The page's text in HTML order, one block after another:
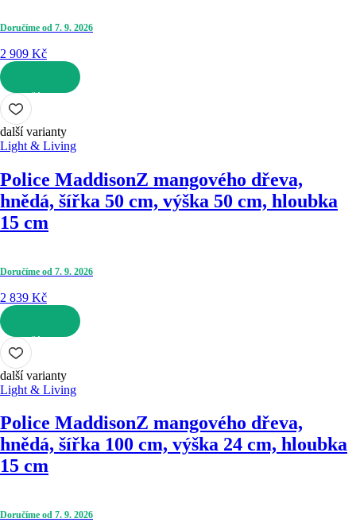
Doručíme od 7. 9. 2026
2 909 Kč
DO KOŠÍKU
další varianty
Light & Living
Police MaddisonZ mangového dřeva,
hnědá, šířka 50 cm, výška 50 cm, hloubka
15 cm
Doručíme od 7. 9. 2026
2 839 Kč
DO KOŠÍKU
další varianty
Light & Living
Police MaddisonZ mangového dřeva,
hnědá, šířka 100 cm, výška 24 cm, hloubka
15 cm
Doručíme od 7. 9. 2026